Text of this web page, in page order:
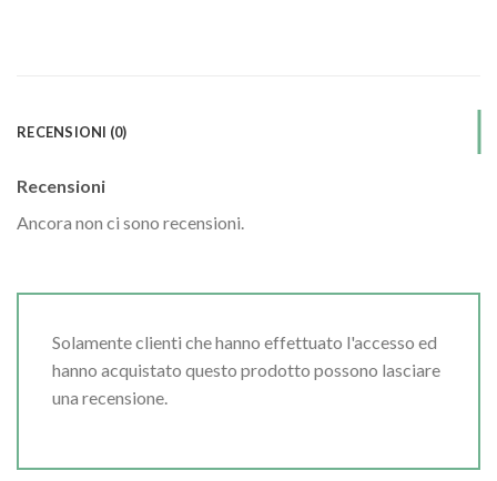
RECENSIONI (0)
Recensioni
Ancora non ci sono recensioni.
Solamente clienti che hanno effettuato l'accesso ed
hanno acquistato questo prodotto possono lasciare
una recensione.